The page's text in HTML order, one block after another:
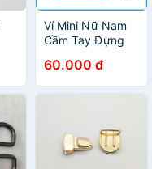
Ví Mini Nữ Nam
Cầm Tay Đựng
Namecard Nhiều
Ngăn | Bóp Da
Hộp HCM - VD02
60.000 đ